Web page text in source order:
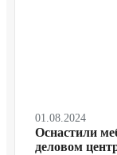
01.08.2024
Оснастили
деловом